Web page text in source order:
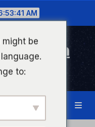
AM
Kreuznach
be
to: